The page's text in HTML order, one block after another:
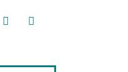
threads goodreads